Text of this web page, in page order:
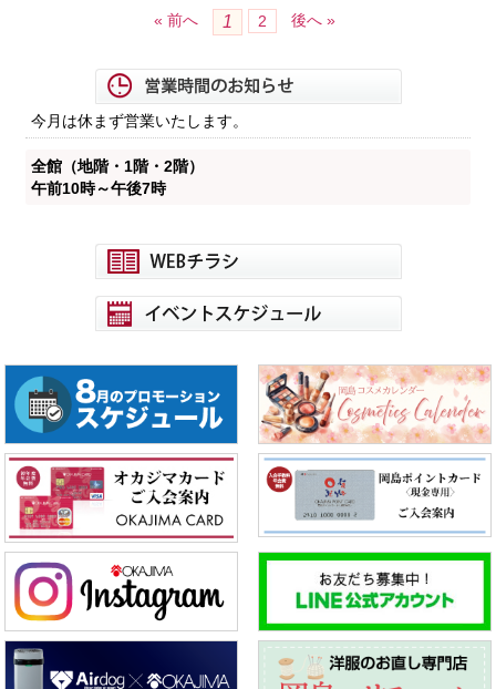
« 前へ 1 2 後へ »
今月は休まず営業いたします。
全館（地階・1階・2階）
午前10時～午後7時